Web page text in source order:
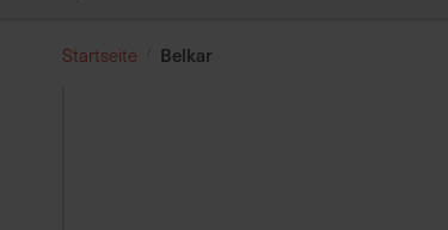
Startseite Belkar